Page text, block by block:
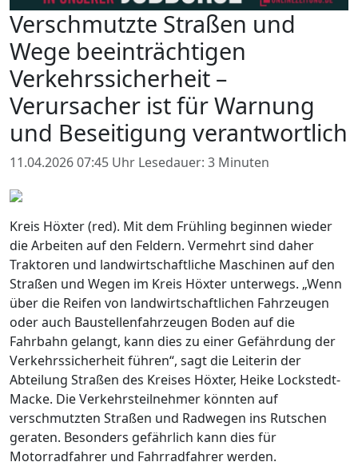
Verschmutzte Straßen und
Wege beeinträchtigen
Verkehrssicherheit –
Verursacher ist für Warnung
und Beseitigung verantwortlich
11.04.2026 07:45 Uhr Lesedauer: 3 Minuten
Kreis Höxter (red). Mit dem Frühling beginnen wieder
die Arbeiten auf den Feldern. Vermehrt sind daher
Traktoren und landwirtschaftliche Maschinen auf den
Straßen und Wegen im Kreis Höxter unterwegs. „Wenn
über die Reifen von landwirtschaftlichen Fahrzeugen
oder auch Baustellenfahrzeugen Boden auf die
Fahrbahn gelangt, kann dies zu einer Gefährdung der
Verkehrssicherheit führen“, sagt die Leiterin der
Abteilung Straßen des Kreises Höxter, Heike Lockstedt-
Macke. Die Verkehrsteilnehmer könnten auf
verschmutzten Straßen und Radwegen ins Rutschen
geraten. Besonders gefährlich kann dies für
Motorradfahrer und Fahrradfahrer werden.